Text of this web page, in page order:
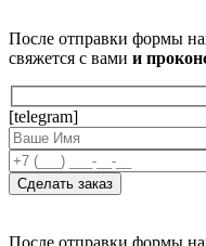
После отправки формы
свяжется с вами и
[telegram]
После отправки формы